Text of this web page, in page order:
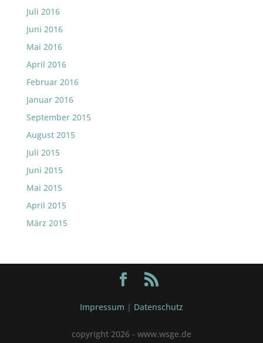
Juli 2016
Juni 2016
Mai 2016
April 2016
Februar 2016
Januar 2016
September 2015
August 2015
Juli 2015
Juni 2015
Mai 2015
April 2015
März 2015
Impressum | Datenschutz
copyright 2026 - www.wsge.de